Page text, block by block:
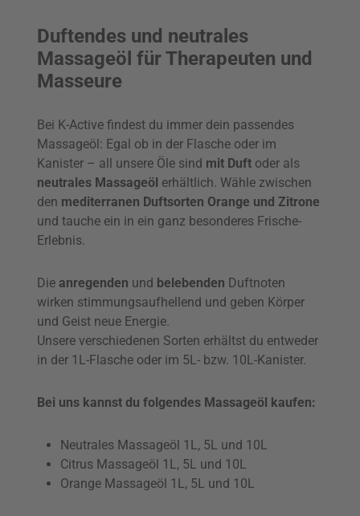
Duftendes und neutrales
Massageöl für Therapeuten und
Masseure
Bei K-Active findest du immer dein passendes
Massageöl: Egal ob in der Flasche oder im
Kanister – all unsere Öle sind mit Duft oder als
neutrales Massageöl erhältlich. Wähle zwischen
den mediterranen Duftsorten Orange und Zitrone
und tauche ein in ein ganz besonderes Frische-
Erlebnis.
Die anregenden und belebenden Duftnoten
wirken stimmungsaufhellend und geben Körper
und Geist neue Energie.
Unsere verschiedenen Sorten erhältst du entweder
in der 1L-Flasche oder im 5L- bzw. 10L-Kanister.
Bei uns kannst du folgendes Massageöl kaufen:
Neutrales Massageöl 1L, 5L und 10L
Citrus Massageöl 1L, 5L und 10L
Orange Massageöl 1L, 5L und 10L